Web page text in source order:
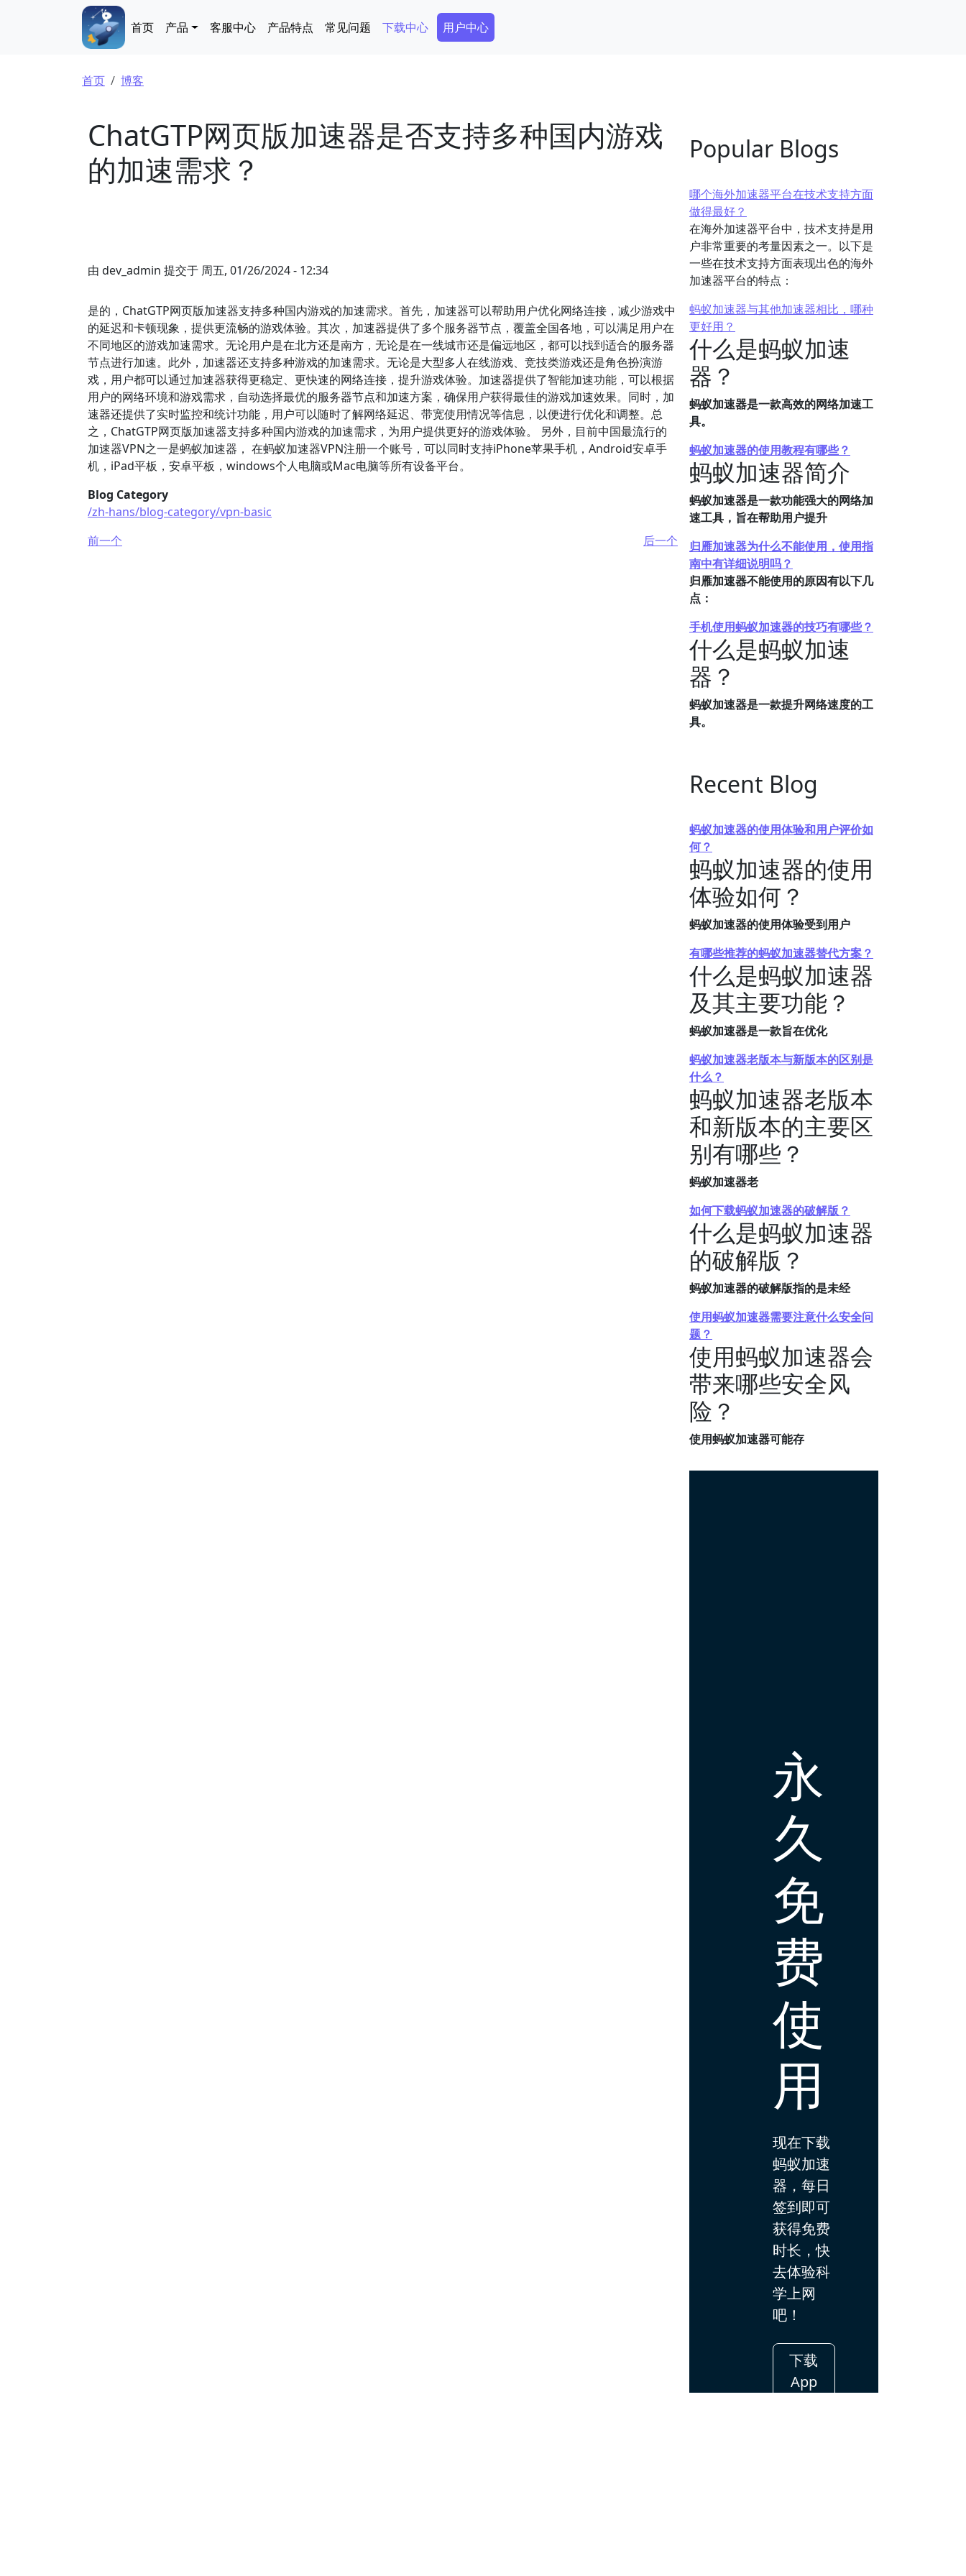
Main navigation
首页 产品 客服中心 产品特点 常见问题 下载中心 Secondary Menu
用户中心
面包屑
首页 博客
ChatGTP网页版加速器是否支持多种国内游戏
的加速需求？
由 dev_admin 提交于 周五, 01/26/2024 - 12:34
是的，ChatGTP网页版加速器支持多种国内游戏的加速需求。首先，加速器可以帮助用户优化网络连接，减少游戏中
的延迟和卡顿现象，提供更流畅的游戏体验。其次，加速器提供了多个服务器节点，覆盖全国各地，可以满足用户在
不同地区的游戏加速需求。无论用户是在北方还是南方，无论是在一线城市还是偏远地区，都可以找到适合的服务器
节点进行加速。此外，加速器还支持多种游戏的加速需求。无论是大型多人在线游戏、竞技类游戏还是角色扮演游
戏，用户都可以通过加速器获得更稳定、更快速的网络连接，提升游戏体验。加速器提供了智能加速功能，可以根据
用户的网络环境和游戏需求，自动选择最优的服务器节点和加速方案，确保用户获得最佳的游戏加速效果。同时，加
速器还提供了实时监控和统计功能，用户可以随时了解网络延迟、带宽使用情况等信息，以便进行优化和调整。总
之，ChatGTP网页版加速器支持多种国内游戏的加速需求，为用户提供更好的游戏体验。 另外，目前中国最流行的
加速器VPN之一是蚂蚁加速器， 在蚂蚁加速器VPN注册一个账号，可以同时支持iPhone苹果手机，Android安卓手
机，iPad平板，安卓平板，windows个人电脑或Mac电脑等所有设备平台。
Blog Category
/zh-hans/blog-category/vpn-basic
前一个
后一个
Popular Blogs
哪个海外加速器平台在技术支持方面
做得最好？
在海外加速器平台中，技术支持是用
户非常重要的考量因素之一。以下是
一些在技术支持方面表现出色的海外
加速器平台的特点：
蚂蚁加速器与其他加速器相比，哪种
更好用？
什么是蚂蚁加速
器？
蚂蚁加速器是一款高效的网络加速工
具。
蚂蚁加速器的使用教程有哪些？
蚂蚁加速器简介
蚂蚁加速器是一款功能强大的网络加
速工具，旨在帮助用户提升
归雁加速器为什么不能使用，使用指
南中有详细说明吗？
归雁加速器不能使用的原因有以下几
点：
手机使用蚂蚁加速器的技巧有哪些？
什么是蚂蚁加速
器？
蚂蚁加速器是一款提升网络速度的工
具。
Recent Blog
蚂蚁加速器的使用体验和用户评价如
何？
蚂蚁加速器的使用
体验如何？
蚂蚁加速器的使用体验受到用户
有哪些推荐的蚂蚁加速器替代方案？
什么是蚂蚁加速器
及其主要功能？
蚂蚁加速器是一款旨在优化
蚂蚁加速器老版本与新版本的区别是
什么？
蚂蚁加速器老版本
和新版本的主要区
别有哪些？
蚂蚁加速器老
如何下载蚂蚁加速器的破解版？
什么是蚂蚁加速器
的破解版？
蚂蚁加速器的破解版指的是未经
使用蚂蚁加速器需要注意什么安全问
题？
使用蚂蚁加速器会
带来哪些安全风
险？
使用蚂蚁加速器可能存
永
久
免
费
使
用
现在下载
蚂蚁加速
器，每日
签到即可
获得免费
时长，快
去体验科
学上网
吧！
下载
App